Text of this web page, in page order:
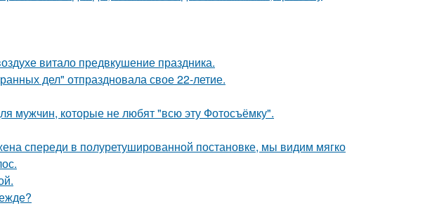
витало предвкушение праздника.
дел" отпраздновала свое 22-летие.
мужчин, которые не любят "всю эту Фотосъёмку".
спереди в полуретушированной постановке, мы видим мягко